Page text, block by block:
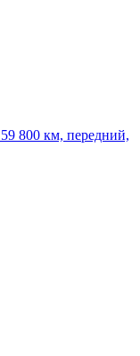
800 км, передний,